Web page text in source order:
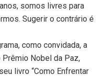
somos livres para
Sugerir o contrário é
como convidada, a
Nobel da Paz,
livro “Como Enfrentar